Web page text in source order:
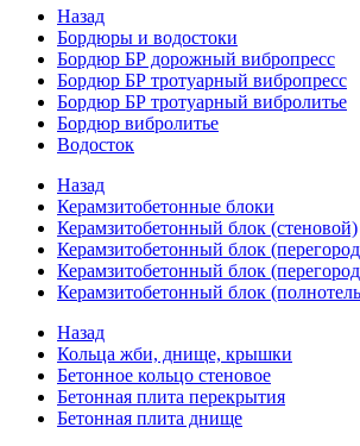
Назад
Бордюры и водостоки
Бордюр БР дорожный вибропресс
Бордюр БР тротуарный вибропресс
Бордюр БР тротуарный вибролитье
Бордюр вибролитье
Водосток
Назад
Керамзитобетонные блоки
Керамзитобетонный блок (стеновой)
Керамзитобетонный блок
Керамзитобетонный блок
Керамзитобетонный блок
Назад
Кольца жби, днище, крышки
Бетонное кольцо стеновое
Бетонная плита перекрытия
Бетонная плита днище